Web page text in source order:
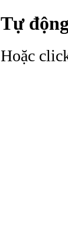
Tự
Hoặc